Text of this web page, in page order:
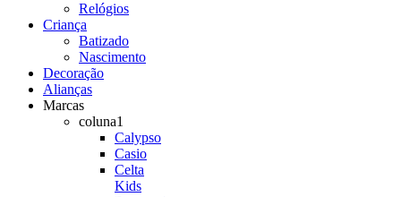
Relógios
Criança
Batizado
Nascimento
Decoração
Alianças
Marcas
coluna1
Calypso
Casio
Celta
Kids